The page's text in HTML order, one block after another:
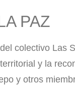
PAZ
colectivo Las
y la
y otros